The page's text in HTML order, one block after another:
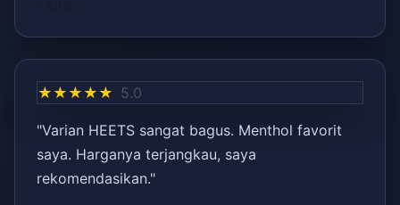
★★★★★ 5.0
"Varian HEETS sangat bagus. Menthol favorit
saya. Harganya terjangkau, saya
rekomendasikan."